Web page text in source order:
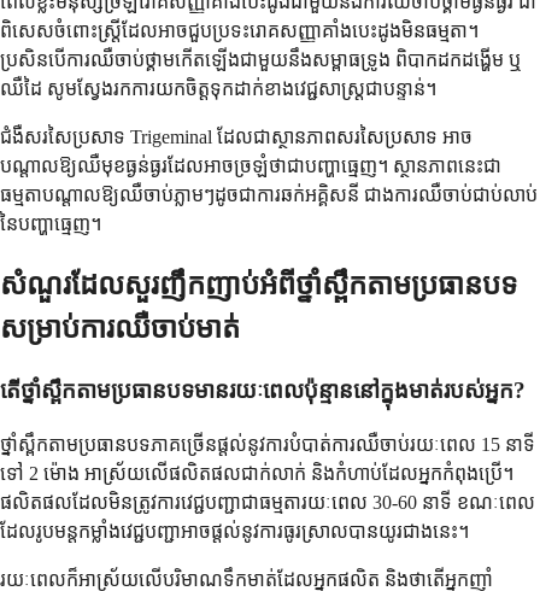
ពិសេសចំពោះស្ត្រីដែលអាចជួបប្រទះរោគសញ្ញាគាំងបេះដូងមិនធម្មតា។
ប្រសិនបើការឈឺចាប់ថ្គាមកើតឡើងជាមួយនឹងសម្ពាធទ្រូង ពិបាកដកដង្ហើម ឬ
ឈឺដៃ សូមស្វែងរកការយកចិត្តទុកដាក់ខាងវេជ្ជសាស្ត្រជាបន្ទាន់។
ជំងឺសរសៃប្រសាទ Trigeminal ដែលជាស្ថានភាពសរសៃប្រសាទ អាច
បណ្តាលឱ្យឈឺមុខធ្ងន់ធ្ងរដែលអាចច្រឡំថាជាបញ្ហាធ្មេញ។ ស្ថានភាពនេះជា
ធម្មតាបណ្តាលឱ្យឈឺចាប់ភ្លាមៗដូចជាការឆក់អគ្គិសនី ជាងការឈឺចាប់ជាប់លាប់
នៃបញ្ហាធ្មេញ។
សំណួរដែលសួរញឹកញាប់អំពីថ្នាំស្ពឹកតាមប្រធានបទ
សម្រាប់ការឈឺចាប់មាត់
តើថ្នាំស្ពឹកតាមប្រធានបទមានរយៈពេលប៉ុន្មាននៅក្នុងមាត់របស់អ្នក?
ថ្នាំស្ពឹកតាមប្រធានបទភាគច្រើនផ្តល់នូវការបំបាត់ការឈឺចាប់រយៈពេល 15 នាទី
ទៅ 2 ម៉ោង អាស្រ័យលើផលិតផលជាក់លាក់ និងកំហាប់ដែលអ្នកកំពុងប្រើ។
ផលិតផលដែលមិនត្រូវការវេជ្ជបញ្ជាជាធម្មតារយៈពេល 30-60 នាទី ខណៈពេល
ដែលរូបមន្តកម្លាំងវេជ្ជបញ្ជាអាចផ្តល់នូវការធូរស្រាលបានយូរជាងនេះ។
រយៈពេលក៏អាស្រ័យលើបរិមាណទឹកមាត់ដែលអ្នកផលិត និងថាតើអ្នកញ៉ាំ